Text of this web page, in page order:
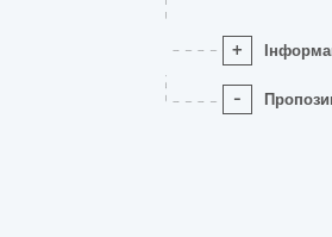
+
-